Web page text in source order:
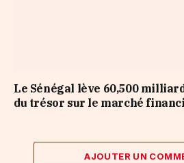
Le Sénégal lève 60,500
du trésor sur le marché
AJOUTER UN